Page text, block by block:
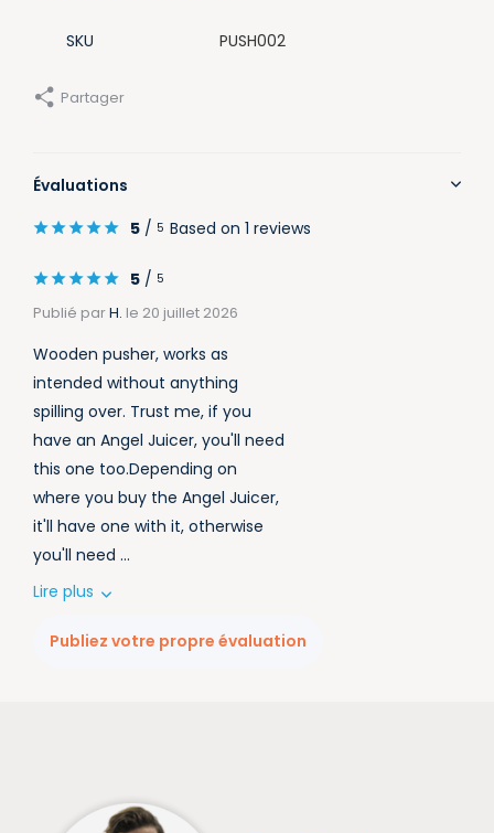
SKU PUSH002
Partager
Évaluations
5 / 5 Based on 1 reviews
5 / 5
Publié parH. le 20 juillet 2026
Wooden pusher, works as
intended without anything
spilling over. Trust me, if you
have an Angel Juicer, you'll need
this one too.Depending on
where you buy the Angel Juicer,
it'll have one with it, otherwise
you'll need ...
Lire plus
Publiez votre propre évaluation